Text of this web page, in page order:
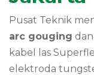
Pusat Teknik
arc gouging
kabel las
elektroda